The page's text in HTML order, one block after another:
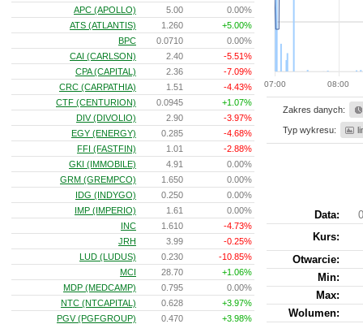
07:00 08:00
Zakres danych:
Typ wykresu:
Data:
Kurs:
Otwarcie:
Min:
Max:
Wolumen:
APC (APOLLO)
5.00
0.00%
ATS (ATLANTIS)
1.260
+5.00%
BPC
0.0710
0.00%
CAI (CARLSON)
2.40
-5.51%
CPA (CAPITAL)
2.36
-7.09%
CRC (CARPATHIA)
1.51
-4.43%
CTF (CENTURION)
0.0945
+1.07%
DIV (DIVOLIO)
2.90
-3.97%
EGY (ENERGY)
0.285
-4.68%
FFI (FASTFIN)
1.01
-2.88%
GKI (IMMOBILE)
4.91
0.00%
GRM (GREMPCO)
1.650
0.00%
IDG (INDYGO)
0.250
0.00%
IMP (IMPERIO)
1.61
0.00%
INC
1.610
-4.73%
JRH
3.99
-0.25%
LUD (LUDUS)
0.230
-10.85%
MCI
28.70
+1.06%
MDP (MEDCAMP)
0.795
0.00%
NTC (NTCAPITAL)
0.628
+3.97%
PGV (PGFGROUP)
0.470
+3.98%